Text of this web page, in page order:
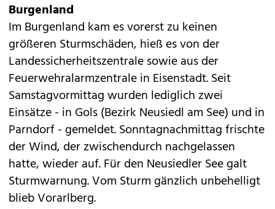
Burgenland
Im Burgenland kam es vorerst zu keinen
größeren Sturmschäden, hieß es von der
Landessicherheitszentrale sowie aus der
Feuerwehralarmzentrale in Eisenstadt. Seit
Samstagvormittag wurden lediglich zwei
Einsätze - in Gols (Bezirk Neusiedl am See) und in
Parndorf - gemeldet. Sonntagnachmittag frischte
der Wind, der zwischendurch nachgelassen
hatte, wieder auf. Für den Neusiedler See galt
Sturmwarnung. Vom Sturm gänzlich unbehelligt
blieb Vorarlberg.